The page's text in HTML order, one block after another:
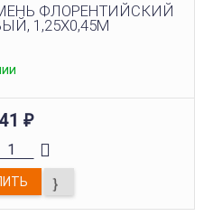
ФЛОРЕНТИЙСКИЙ
1,25Х0,45М
₽